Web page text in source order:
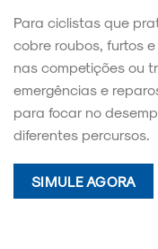
Para ciclistas que
cobre roubos, furtos
nas competições ou
emergências e
para focar no
diferentes percursos.
SIMULE AGORA